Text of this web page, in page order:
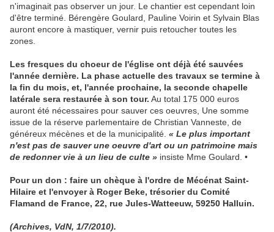
n'imaginait pas observer un jour. Le chantier est cependant loin
d'être terminé. Bérengère Goulard, Pauline Voirin et Sylvain Blas
auront encore à mastiquer, vernir puis retoucher toutes les
zones.
Les fresques du choeur de l'église ont déjà été sauvées
l'année dernière. La phase actuelle des travaux se termine à
la fin du mois, et, l'année prochaine, la seconde chapelle
latérale sera restaurée à son tour. Au total 175 000 euros
auront été nécessaires pour sauver ces oeuvres, Une somme
issue de la réserve parlementaire de Christian Vanneste, de
généreux mécènes et de la municipalité. « Le plus important
n'est pas de sauver une oeuvre d'art ou un patrimoine mais
de redonner vie à un lieu de culte » insiste Mme Goulard. •
Pour un don : faire un chèque à l'ordre de Mécénat Saint-
Hilaire et l'envoyer à Roger Beke, trésorier du Comité
Flamand de France, 22, rue Jules-Watteeuw, 59250 Halluin.
(Archives, VdN, 1/7/2010).